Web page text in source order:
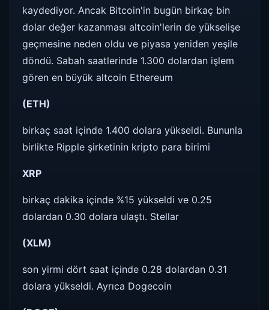
kaydediyor. Ancak Bitcoin'in bugün birkaç bin
dolar değer kazanması altcoin'lerin de yükselişe
geçmesine neden oldu ve piyasa yeniden yeşile
döndü. Sabah saatlerinde 1.300 dolardan işlem
gören en büyük altcoin Ethereum
(ETH)
birkaç saat içinde 1.400 dolara yükseldi. Bununla
birlikte Ripple şirketinin kripto para birimi
XRP
birkaç dakika içinde %15 yükseldi ve 0.25
dolardan 0.30 dolara ulaştı. Stellar
(XLM)
son yirmi dört saat içinde 0.28 dolardan 0.31
dolara yükseldi. Ayrıca Dogecoin